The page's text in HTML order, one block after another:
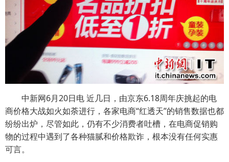
中新网6月20日电 近几日，由京东6.18周年庆挑起的电
商价格大战如火如荼进行，各家电商“红透天”的销售数据也都
纷纷出炉，尽管如此，仍有不少消费者吐槽，在电商促销购
物的过程中遇到了各种猫腻和价格欺诈，根本没有任何实惠
可言。